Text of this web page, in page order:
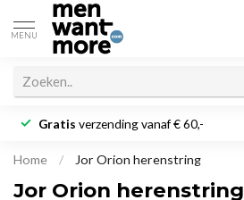
MENU
Gratis verzending vanaf € 60,-
Home / Jor Orion herenstring
Jor Orion herenstring